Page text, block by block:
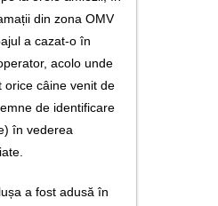
din zona OMV
a cazat-o în
acolo unde
orice câine venit de
de identificare
în vederea
a fost adusă în